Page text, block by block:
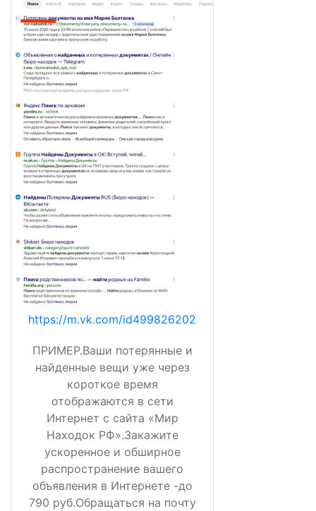
https://m.vk.com/id499826202
ПРИМЕР.Ваши потерянные и
найденные вещи уже через
короткое время
отображаются в сети
Интернет с сайта «Мир
Находок РФ».Закажите
ускоренное и обширное
распространение вашего
объявления в Интернете -до
790 руб.Обращаться на почту